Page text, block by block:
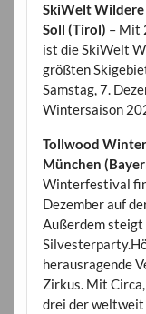
SkiWelt
Soll (Tirol) – Mit
ist die SkiWelt
größten
Samstag, 7.
Wintersaison
Tollwood
München
Winterfestival
Dezember auf
Außerdem steigt
herausragende
Zirkus. Mit
drei der weltweit